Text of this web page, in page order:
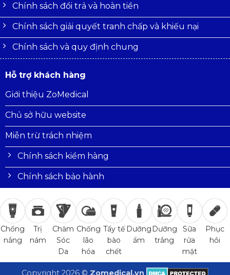
Chính sách đổi trả và hoàn tiền
Chính sách giải quyết tranh chấp và khiếu nại
Chính sách và quy định chung
Hỗ trợ khách hàng
Giới thiệu ZoMedical
Chủ sở hữu website
Miễn trừ trách nhiệm
Chính sách kiểm hàng
Chính sách bảo hành
Chống
nắng
Trị
nám
Chăm
Sóc
Da
Chống
lão
hóa
Tẩy tế
bào
chết
Dưỡng
ẩm
Dưỡng
trắng
Sữa
rửa
mặt
Phục
hồi
Copyright 2026 © Zomedical.vn